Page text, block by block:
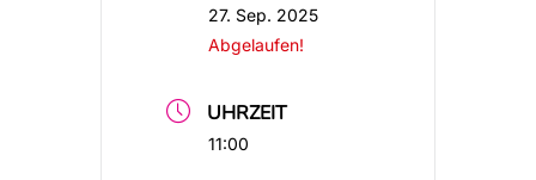
27. Sep. 2025
Abgelaufen!
UHRZEIT
11:00